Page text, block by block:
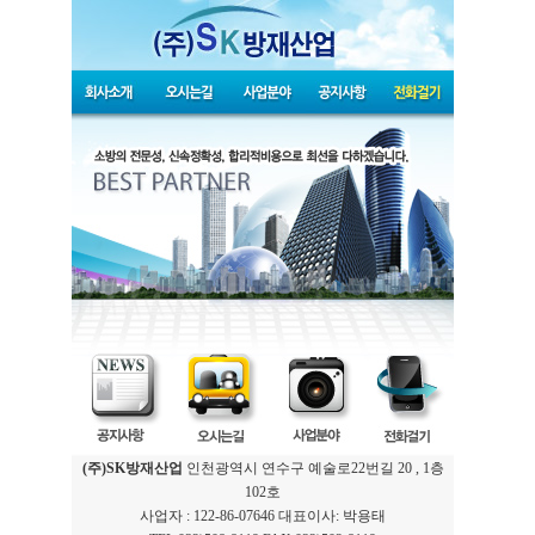
(주)SK방재산업 인천광역시 연수구 예술로22번길 20 , 1층
102호
사업자 : 122-86-07646 대표이사: 박용태